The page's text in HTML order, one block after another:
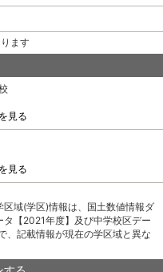
ます
見る
見る
域(学区)情報は、国土数値情報ダ
【2021年度】及び中学校区デー
、記載情報が現在の学区域と異な